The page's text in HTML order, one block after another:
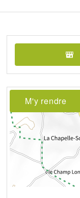
M'y rendre